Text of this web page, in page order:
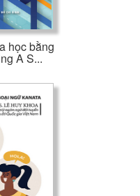
học bằng
A S...